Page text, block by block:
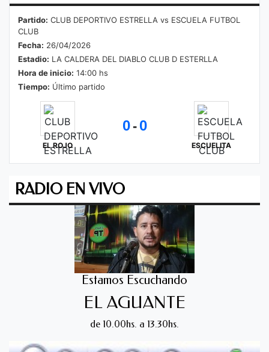
Partido: CLUB DEPORTIVO ESTRELLA vs ESCUELA FUTBOL
CLUB
Fecha: 26/04/2026
Estadio: LA CALDERA DEL DIABLO CLUB D ESTERLLA
Hora de inicio: 14:00 hs
Tiempo: Último partido
EL ROJO
0- 0
ESCUELITA
RADIO EN VIVO
Estamos Escuchando
EL AGUANTE
de 10.00hs. a 13.30hs.